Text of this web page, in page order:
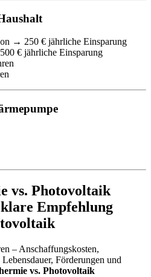
→ 250 € jährliche Einsparung
€ jährliche Einsparung
vs. Photovoltaik
Empfehlung
– Anschaffungskosten,
Förderungen und
vs. Photovoltaik